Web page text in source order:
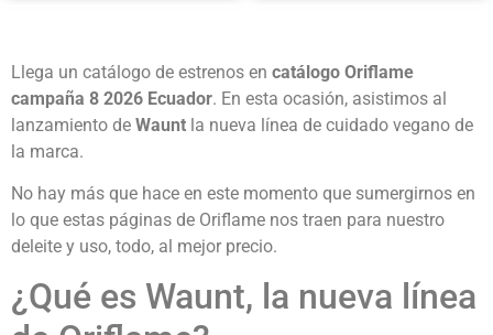
Llega un catálogo de estrenos en catálogo Oriflame
campaña 8 2026 Ecuador. En esta ocasión, asistimos al
lanzamiento de Waunt la nueva línea de cuidado vegano de
la marca.
No hay más que hace en este momento que sumergirnos en
lo que estas páginas de Oriflame nos traen para nuestro
deleite y uso, todo, al mejor precio.
¿Qué es Waunt, la nueva línea